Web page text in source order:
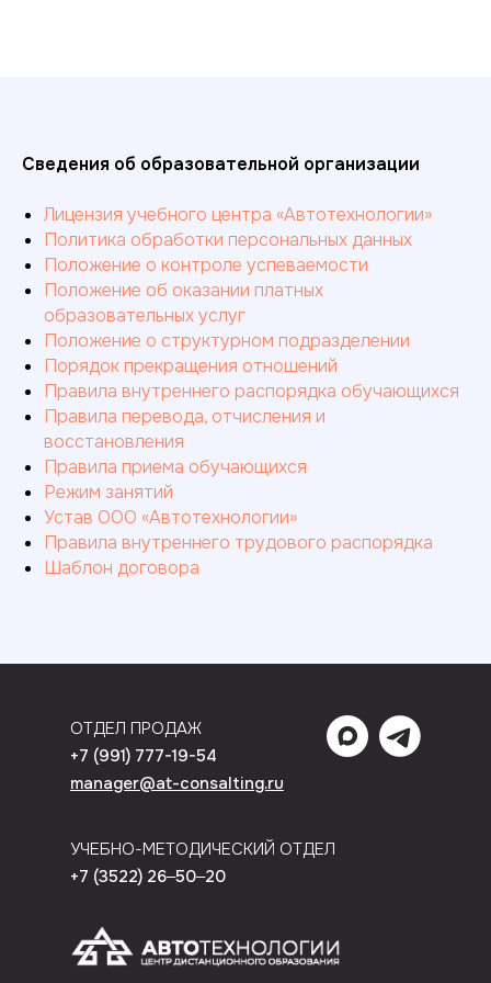
Сведения об образовательной организации
Лицензия учебного центра «Автотехнологии»
Политика обработки персональных данных
Положение о контроле успеваемости
Положение об оказании платных
образовательных услуг
Положение о структурном подразделении
Порядок прекращения отношений
Правила внутреннего распорядка обучающихся
Правила перевода, отчисления и
восстановления
Правила приема обучающихся
Режим занятий
Устав ООО «Автотехнологии»
Правила внутреннего трудового распорядка
Шаблон договора
ОТДЕЛ ПРОДАЖ
+7 (991) 777-19-54
manager@at-consalting.ru
УЧЕБНО-МЕТОДИЧЕСКИЙ ОТДЕЛ
+7 (3522) 26‒50‒20